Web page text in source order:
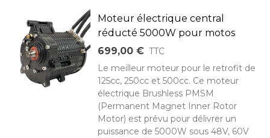
Moteur électrique central
réducté 5000W pour motos
699,00 € TTC
Le meilleur moteur pour le retrofit de
125cc, 250cc et 500cc. Ce moteur
électrique Brushless PMSM
(Permanent Magnet Inner Rotor
Motor) est prévu pour délivrer un
puissance de 5000W sous 48V, 60V